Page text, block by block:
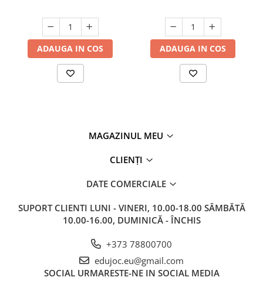
ADAUGA IN COS ADAUGA IN COS
MAGAZINUL MEU
CLIENȚI
DATE COMERCIALE
SUPORT CLIENTI LUNI - VINERI, 10.00-18.00 SÂMBĂTĂ
10.00-16.00, DUMINICĂ - ÎNCHIS
+373 78800700
edujoc.eu@gmail.com
SOCIAL URMARESTE-NE IN SOCIAL MEDIA